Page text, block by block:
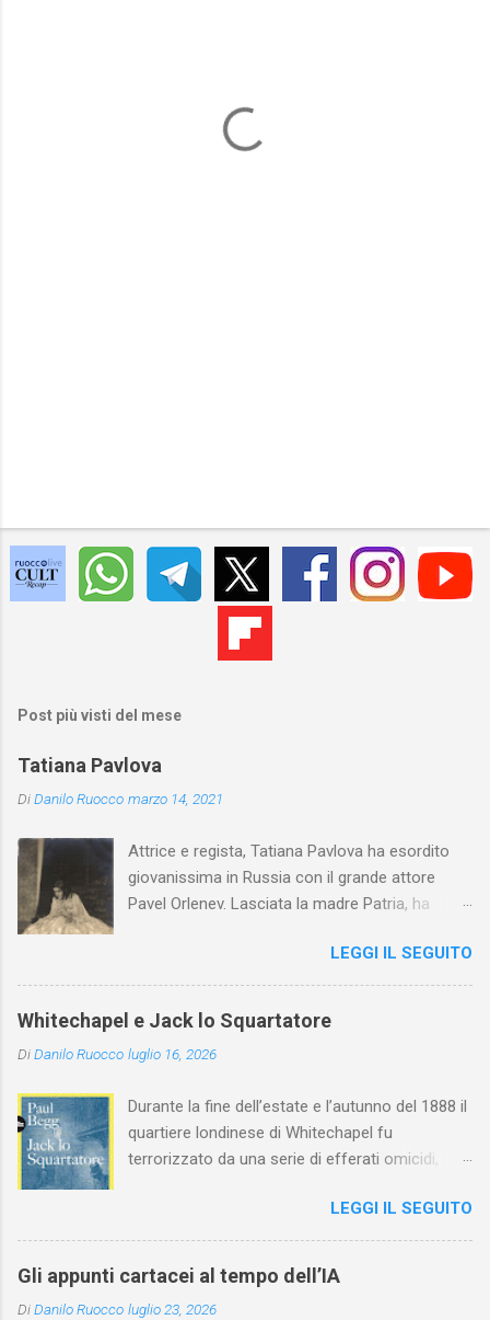
Post più visti del mese
Tatiana Pavlova
DiDanilo Ruocco marzo 14, 2021
Attrice e regista, Tatiana Pavlova ha esordito
giovanissima in Russia con il grande attore
Pavel Orlenev. Lasciata la madre Patria, ha
l'arte della Pavlova ha raggiunto la piena
maturità ed è stata in grado di rinnovare
profondamente l'attardato mondo teatrale
LEGGI IL SEGUITO
Whitechapel e Jack lo Squartatore
DiDanilo Ruocco luglio 16, 2026
Durante la fine dell’estate e l’autunno del 1888 il
quartiere londinese di Whitechapel fu
terrorizzato da una serie di efferati omicidi,
assassino ribattezzato Jack lo Squartatore la
cui identità, tutt’oggi, resta ignota. Paul Begg in
Jack lo Squartatore: la vera storia , edito da
Utet, ricostruisce non solo i cinque omicidi
LEGGI IL SEGUITO
Gli appunti cartacei al tempo dell’IA
DiDanilo Ruocco luglio 23, 2026